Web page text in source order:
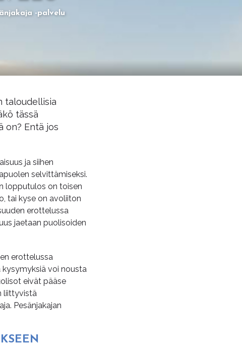
-palvelu
taloudellisia
tässä
on? Entä jos
ja siihen
selvittämiseksi.
lopputulos on toisen
tai kyse on avoliiton
erottelussa
jaetaan puolisoiden
erottelussa
kysymyksiä voi nousta
eivät pääse
liittyvistä
Pesänjakajan